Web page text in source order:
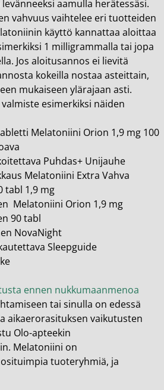
aamulla herätessäsi.
vahvuus vaihtelee eri tuotteiden
käyttö kannattaa aloittaa
1 milligrammalla tai jopa
Jos aloitusannos ei lievitä
kokeilla nostaa asteittain,
mukaiseen ylärajaan asti.
esimerkiksi näiden
Melatoniini Orion 1,9 mg 100
Puhdas+ Unijauhe
Melatoniini Extra Vahva
tabl 1,9 mg
Melatoniini Orion 1,9 mg
90 tabl
NovaNight
Sleepguide
ennen nukkumaanmenoa
tai sinulla on edessä
aikaerorasituksen vaikutusten
Olo-apteekin
Melatoniini on
tuoteryhmiä, ja